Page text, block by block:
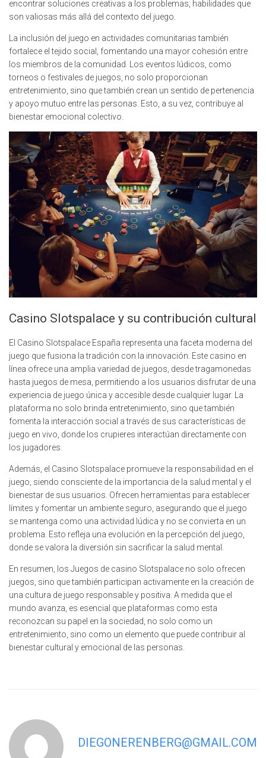
encontrar soluciones creativas a los problemas, habilidades que
son valiosas más allá del contexto del juego.
La inclusión del juego en actividades comunitarias también
fortalece el tejido social, fomentando una mayor cohesión entre
los miembros de la comunidad. Los eventos lúdicos, como
torneos o festivales de juegos, no solo proporcionan
entretenimiento, sino que también crean un sentido de pertenencia
y apoyo mutuo entre las personas. Esto, a su vez, contribuye al
bienestar emocional colectivo.
Casino Slotspalace y su contribución cultural
El Casino Slotspalace España representa una faceta moderna del
juego que fusiona la tradición con la innovación. Este casino en
línea ofrece una amplia variedad de juegos, desde tragamonedas
hasta juegos de mesa, permitiendo a los usuarios disfrutar de una
experiencia de juego única y accesible desde cualquier lugar. La
plataforma no solo brinda entretenimiento, sino que también
fomenta la interacción social a través de sus características de
juego en vivo, donde los crupieres interactúan directamente con
los jugadores.
Además, el Casino Slotspalace promueve la responsabilidad en el
juego, siendo consciente de la importancia de la salud mental y el
bienestar de sus usuarios. Ofrecen herramientas para establecer
límites y fomentar un ambiente seguro, asegurando que el juego
se mantenga como una actividad lúdica y no se convierta en un
problema. Esto refleja una evolución en la percepción del juego,
donde se valora la diversión sin sacrificar la salud mental.
En resumen, los Juegos de casino Slotspalace no solo ofrecen
juegos, sino que también participan activamente en la creación de
una cultura de juego responsable y positiva. A medida que el
mundo avanza, es esencial que plataformas como esta
reconozcan su papel en la sociedad, no solo como un
entretenimiento, sino como un elemento que puede contribuir al
bienestar cultural y emocional de las personas.
DIEGONERENBERG@GMAIL.COM